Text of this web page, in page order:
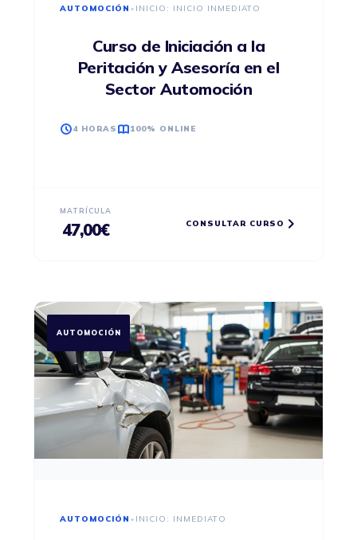
AUTOMOCIÓN • INICIO: INICIO INMEDIATO
Curso de Iniciación a la
Peritación y Asesoría en el
Sector Automoción
4 HORAS 100% ONLINE
MATRÍCULA
47,00€ CONSULTAR CURSO
AUTOMOCIÓN
AUTOMOCIÓN • INICIO: INMEDIATO